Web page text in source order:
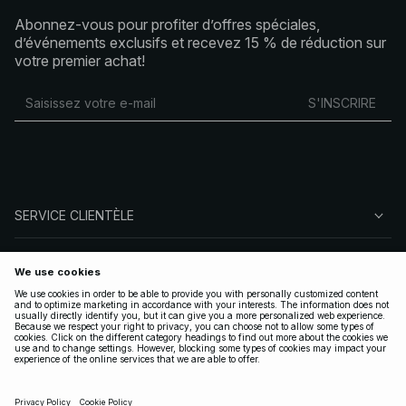
Abonnez-vous pour profiter d’offres spéciales,
d’événements exclusifs et recevez 15 % de réduction sur
votre premier achat!
S'INSCRIRE
SERVICE CLIENTÈLE
SUIVEZ-NOUS
LÉGAL